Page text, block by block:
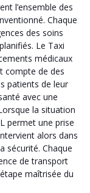
l’ensemble des
Chaque
des soins
Le Taxi
médicaux
compte de des
patients de leur
avec une
la situation
permet une prise
alors dans
sécurité. Chaque
de transport
maîtrisée du